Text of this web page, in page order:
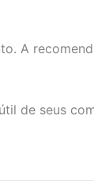
A
de seus